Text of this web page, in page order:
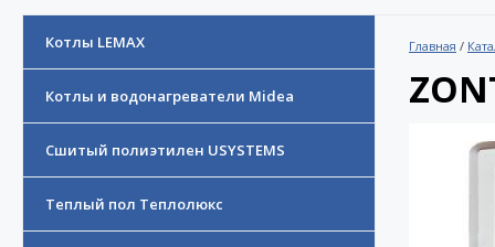
Котлы LEMAX
Котлы и водонагреватели Midea
Сшитый полиэтилен USYSTEMS
Теплый пол Теплолюкс
Главная /